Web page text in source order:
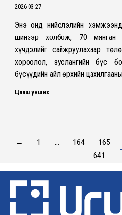
2026-03-27
Энэ онд нийслэлийн
шинээр холбож, 70 мянган
хүчдэлийг сайжруулахаар
хороолол, зуслангийн бүс
бүсүүдийн айл өрхийн
Цааш унших
← 1 … 164 165
641